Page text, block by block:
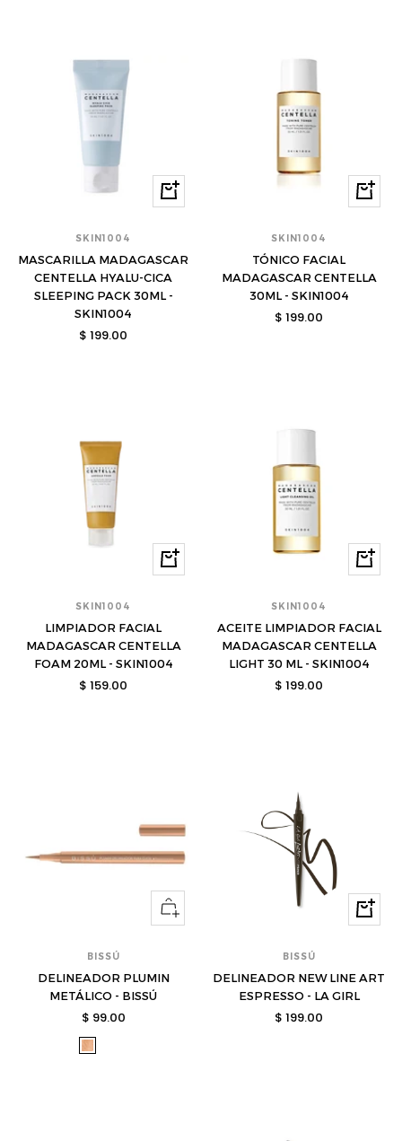
Comprar
SKIN1004
MASCARILLA MADAGASCAR
CENTELLA HYALU-CICA
SLEEPING PACK 30ML -
SKIN1004
Precio
$ 199.00
SKIN1004
TÓNICO FACIAL
MADAGASCAR CENTELLA
30ML - SKIN1004
Precio
$ 199.00
Comprar
SKIN1004
LIMPIADOR FACIAL
MADAGASCAR CENTELLA
FOAM 20ML - SKIN1004
Precio
$ 159.00
SKIN1004
ACEITE LIMPIADOR FACIAL
MADAGASCAR CENTELLA
LIGHT 30 ML - SKIN1004
Precio
$ 199.00
Ver
opciones
BISSÚ
DELINEADOR PLUMIN
METÁLICO - BISSÚ
Precio
de
venta
$ 99.00
bis-
BISSÚ
DELINEADOR NEW LINE ART
ESPRESSO - LA GIRL
Precio
$ 199.00